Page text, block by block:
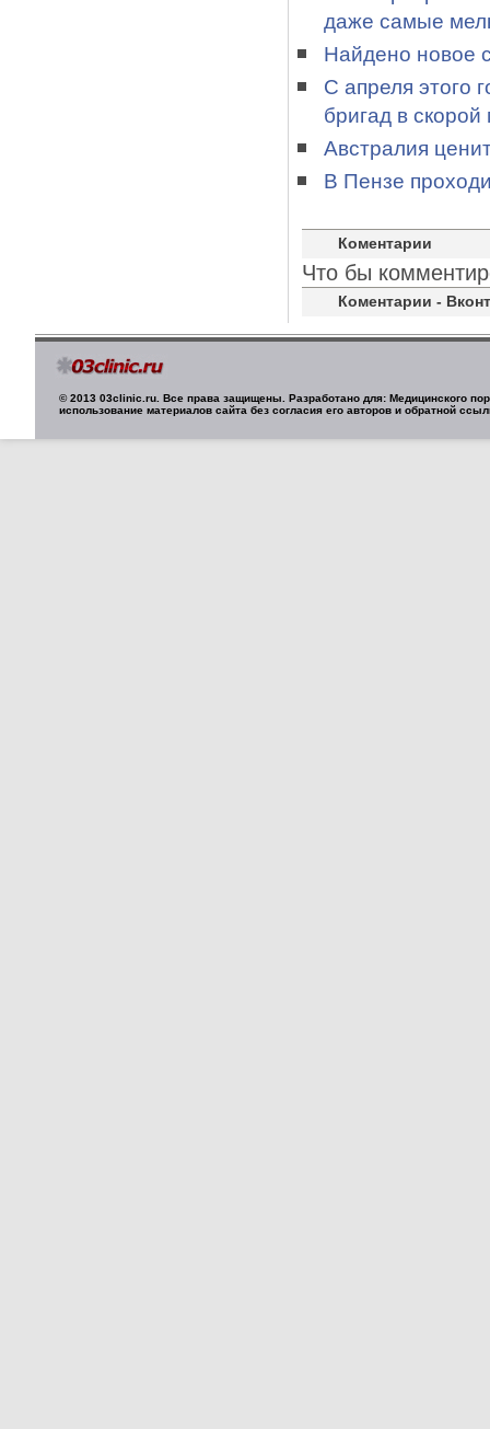
даже самые
Найдено новое
С апреля этого
бригад в
Австралия
В Пензе
Коментарии
Что бы
Коментарии -
© 2013 03clinic.ru. Все права защищены. Разработано для: Медицинского
использование материалов сайта без согласия его авторов и обратной